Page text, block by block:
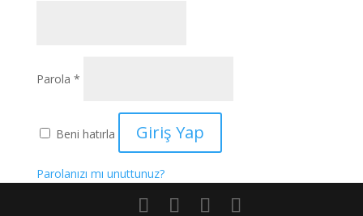
Parola *
Beni hatırla Giriş Yap
Parolanızı mı unuttunuz?